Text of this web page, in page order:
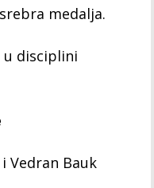
medalja.
u disciplini
Vedran Bauk